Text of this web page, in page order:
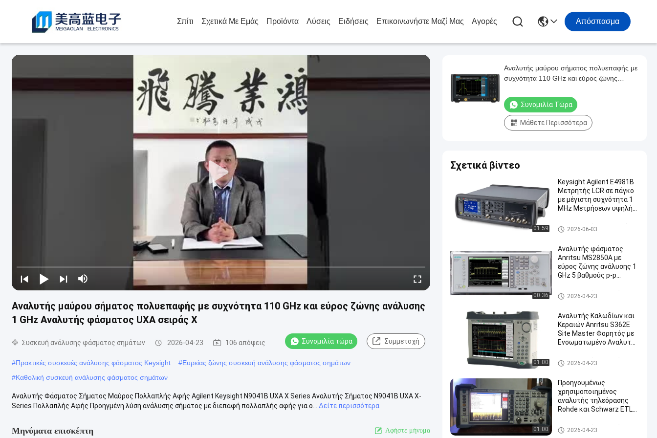
Σπίτι Σχετικά Με Εμάς Προϊόντα Λύσεις Ειδήσεις Επικοινωνήστε Μαζί Μας Αγορές Απόσπασμα
Αναλυτής μαύρου σήματος πολυεπαφής με συχνότητα 110 GHz και εύρος ζώνης ανάλυσης
1 GHz Αναλυτής φάσματος UXA σειράς X
Συσκευή ανάλυσης φάσματος σημάτων 2026-04-23 106 απόψεις Συνομιλία τώρα Συμμετοχή
#Πρακτικές συσκευές ανάλυσης φάσματος Keysight #Ευρείας ζώνης συσκευή ανάλυσης φάσματος σημάτων
#Καθολική συσκευή ανάλυσης φάσματος σημάτων
Αναλυτής Φάσματος Σήματος Μαύρος Πολλαπλής Αφής Agilent Keysight N9041B UXA X Series Αναλυτής Σήματος N9041B UXA X-
Series Πολλαπλής Αφής Προηγμένη λύση ανάλυσης σήματος με διεπαφή πολλαπλής αφής για ο...
Δείτε περισσότερα
Μηνύματα επισκέπτη Αφήστε μήνυμα
Αναλυτής μαύρου σήματος πολυεπαφής με
συχνότητα 110 GHz και εύρος ζώνης
σειράς X
Συνομιλία Τώρα
Μάθετε Περισσότερα
Σχετικά βίντεο
01:59
Keysight Agilent E4981B
Μετρητής LCR σε πάγκο
με μέγιστη συχνότητα 1
MHz Μετρήσεων υψηλής
δοκιμών C-D
Ηλεκτρονικός εξοπλισμός δ
οκιμής και μέτρησης
2026-06-03
00:36
Αναλυτής φάσματος
Anritsu MS2850A με
εύρος ζώνης ανάλυσης 1
GHz 5 βαθμούς p-p
εντός ζώνης και
δυναμικό εύρος 142 dB
Συσκευή ανάλυσης φάσματο
ς σημάτων
2026-04-23
01:00
Αναλυτής Καλωδίων και
Κεραιών Anritsu S362E
Site Master Φορητός με
Ενσωματωμένο Αναλυτή
Συχνοτήτων 2 MHz έως 6
GHz
Συσκευή ανάλυσης φάσματο
ς σημάτων
2026-04-23
01:00
Προηγουμένως
χρησιμοποιημένος
αναλυτής τηλεόρασης
Rohde και Schwarz ETL
συνθήκες εργασίας με
περιοχή συχνοτήτων 500
Συσκευή ανάλυσης φάσματο
ς σημάτων
2026-04-23